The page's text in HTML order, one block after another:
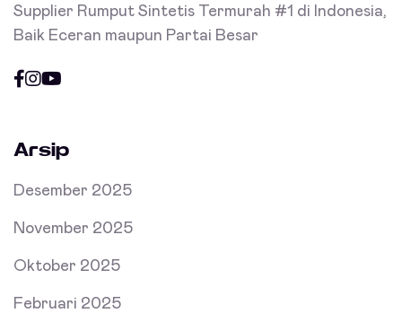
Supplier Rumput Sintetis Termurah #1 di Indonesia,
Baik Eceran maupun Partai Besar
Arsip
Desember 2025
November 2025
Oktober 2025
Februari 2025